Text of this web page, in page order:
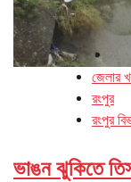
জেলার
রংপুর
রংপুর
ভাঙন ঝুকিতে